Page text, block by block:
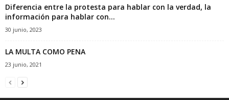
Diferencia entre la protesta para hablar con la verdad, la
información para hablar con...
30 junio, 2023
LA MULTA COMO PENA
23 junio, 2021